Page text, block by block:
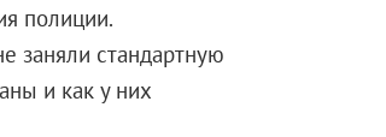
полиции.
заняли стандартную
и как у них